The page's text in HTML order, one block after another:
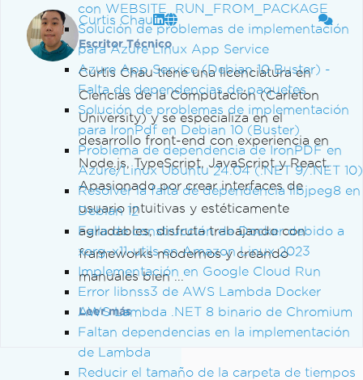
con WEBSITE_RUN_FROM_PACKAGE
Solución de problemas de implementación
para Azure Linux App Service
Azure App Service (Debian 10 Buster) -
Falta de dependencias de paquetes
Solución de problemas de implementación
para IronPdf en Debian 10 (Buster)
Problema de dependencia de IronPDF en
Azure/Linux Ubuntu 24.04 (.NET 9/.NET 10)
Resolver la falta de dependencia libjpeg8 en
Debian 12
Falla de construcción de Docker debido a
xorg-x11-utils en Amazon Linux 2023
Implementación en Google Cloud Run
Error libnss3 de AWS Lambda Docker
AWS Lambda .NET 8 binario de Chromium
Faltan dependencias en la implementación
de Lambda
Reducir el tamaño de la carpeta de tiempos
Curtis Chau
Escritor Técnico
Curtis Chau tiene una licenciatura en
Ciencias de la Computación (Carleton
University) y se especializa en el
desarrollo front-end con experiencia en
Node.js, TypeScript, JavaScript y React.
Apasionado por crear interfaces de
usuario intuitivas y estéticamente
agradables, disfruta trabajando con
frameworks modernos y creando
manuales bien ...
Leer más